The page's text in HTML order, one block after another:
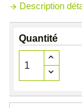
arrow_forward Description
Quantité